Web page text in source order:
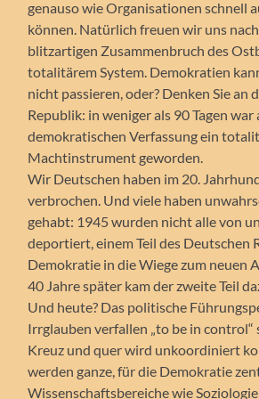
genauso wie Organisationen schnell
können. Natürlich freuen wir uns
blitzartigen Zusammenbruch des
totalitärem System. Demokratien
nicht passieren, oder? Denken Sie an
Republik: in weniger als 90 Tagen war
demokratischen Verfassung ein
Machtinstrument geworden.
Wir Deutschen haben im 20.
verbrochen. Und viele haben
gehabt: 1945 wurden nicht alle von
deportiert, einem Teil des Deutschen
Demokratie in die Wiege zum neuen
40 Jahre später kam der zweite Teil
Und heute? Das politische
Irrglauben verfallen „to be in control“
Kreuz und quer wird unkoordiniert
werden ganze, für die Demokratie
Wissenschaftsbereiche wie